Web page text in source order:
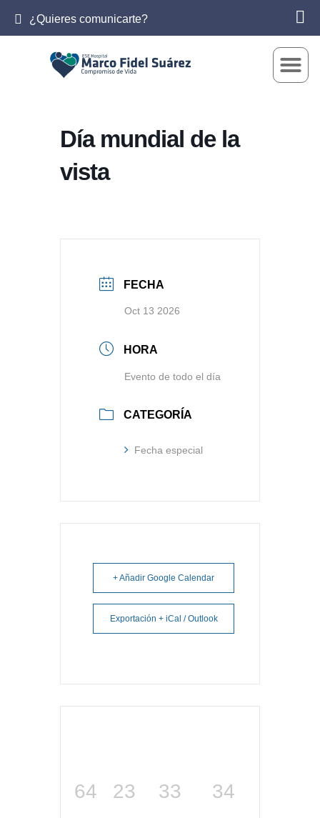
¿Quieres comunicarte?
Día mundial de la
vista
FECHA
Oct 13 2026
HORA
Evento de todo el día
CATEGORÍA
Fecha especial
+ Añadir Google Calendar
Exportación + iCal / Outlook
64 23 33 34